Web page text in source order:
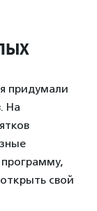
придумали
На
свой